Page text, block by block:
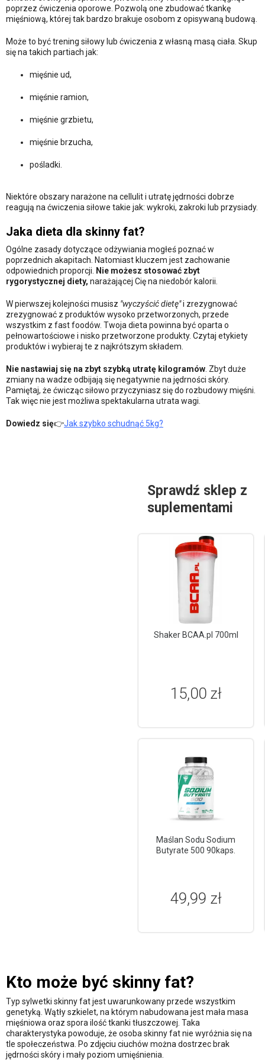
poprzez ćwiczenia oporowe. Pozwolą one zbudować tkankę
mięśniową, której tak bardzo brakuje osobom z opisywaną budową.
Może to być trening siłowy lub ćwiczenia z własną masą ciała. Skup
się na takich partiach jak:
mięśnie ud,
mięśnie ramion,
mięśnie grzbietu,
mięśnie brzucha,
pośladki.
Niektóre obszary narażone na cellulit i utratę jędrności dobrze
reagują na ćwiczenia siłowe takie jak: wykroki, zakroki lub przysiady.
Jaka dieta dla skinny fat?
Ogólne zasady dotyczące odżywiania mogłeś poznać w
poprzednich akapitach. Natomiast kluczem jest zachowanie
odpowiednich proporcji.
Nie możesz stosować zbyt
rygorystycznej diety, narażającej Cię na niedobór kalorii.
W pierwszej kolejności musisz "wyczyścić dietę"i zrezygnować
zrezygnować z produktów wysoko przetworzonych, przede
wszystkim z fast foodów. Twoja dieta powinna być oparta o
pełnowartościowe i nisko przetworzone produkty. Czytaj etykiety
produktów i wybieraj te z najkrótszym składem.
Nie nastawiaj się na zbyt szybką utratę kilogramów . Zbyt duże
zmiany na wadze odbijają się negatywnie na jędrności skóry.
Pamiętaj, że ćwicząc siłowo przyczyniasz się do rozbudowy mięśni.
Tak więc nie jest możliwa spektakularna utrata wagi.
Dowiedz się👉Jak szybko schudnąć 5kg?
Sprawdź sklep z
suplementami
Shaker BCAA.pl 700ml
15,00 zł
Maślan Sodu Sodium
Butyrate 500 90kaps.
49,99 zł
Kto może być skinny fat?
Typ sylwetki skinny fat jest uwarunkowany przede wszystkim
genetyką. Wątły szkielet, na którym nabudowana jest mała masa
mięśniowa oraz spora ilość tkanki tłuszczowej. Taka
charakterystyka powoduje, że osoba skinny fat nie wyróżnia się na
tle społeczeństwa. Po zdjęciu ciuchów można dostrzec brak
jędrności skóry i mały poziom umięśnienia.